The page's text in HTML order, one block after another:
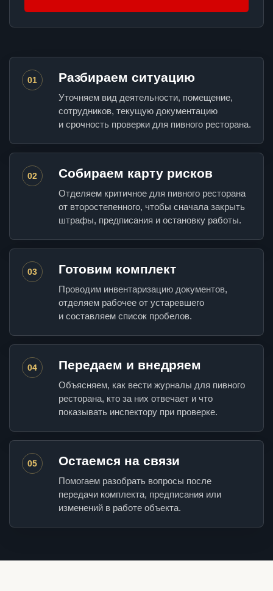
01 Разбираем ситуацию
Уточняем вид деятельности, помещение,
сотрудников, текущую документацию
и срочность проверки для пивного ресторана.
02 Собираем карту рисков
Отделяем критичное для пивного ресторана
от второстепенного, чтобы сначала закрыть
штрафы, предписания и остановку работы.
03 Готовим комплект
Проводим инвентаризацию документов,
отделяем рабочее от устаревшего
и составляем список пробелов.
04 Передаем и внедряем
Объясняем, как вести журналы для пивного
ресторана, кто за них отвечает и что
показывать инспектору при проверке.
05 Остаемся на связи
Помогаем разобрать вопросы после
передачи комплекта, предписания или
изменений в работе объекта.